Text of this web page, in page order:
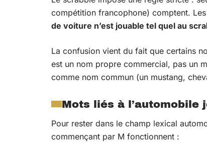
compétition francophone) comptent.
de voiture n’est jouable tel quel au
La confusion vient du fait que certains
est un nom propre commercial, pas un
comme nom commun (un mustang,
Mots liés à l’automobile
Pour rester dans le champ lexical
commençant par M fonctionnent :